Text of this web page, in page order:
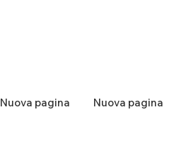
Nuova pagina Nuova pagina